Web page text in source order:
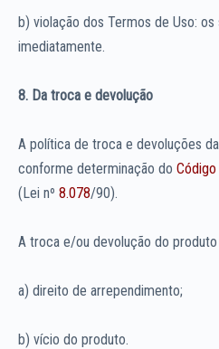
b) violação dos Termos de Uso:
imediatamente.
8. Da troca e devolução
A política de troca e devoluções
conforme determinação do
(Lei nº 8.078/90).
A troca e/ou devolução do
a) direito de arrependimento;
b) vício do produto.